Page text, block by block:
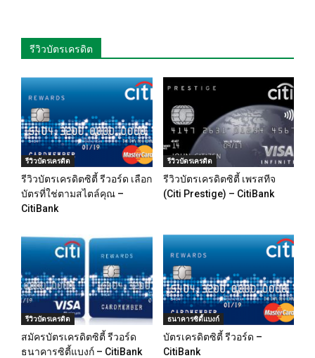
รีวิวบัตรเครดิต
รีวิวบัตรเครดิต
รีวิวบัตรเครดิตซิตี้ รีวอร์ด เลือก
บัตรที่ใช่ตามสไตล์คุณ –
CitiBank
รีวิวบัตรเครดิต
รีวิวบัตรเครดิตซิตี้ เพรสทีจ
(Citi Prestige) – CitiBank
รีวิวบัตรเครดิต
สมัครบัตรเครดิตซิตี้ รีวอร์ด
ธนาคารซิตี้แบงก์ – CitiBank
ธนาคารซิตี้แบงก์
บัตรเครดิตซิตี้ รีวอร์ด –
CitiBank